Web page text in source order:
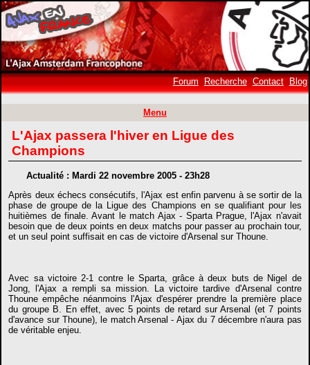
Forum Recherche Contact Blog
Menu
L'Ajax passera l'hiver en Ligue des
Champions
Actualité : Mardi 22 novembre 2005 - 23h28
Après deux échecs consécutifs, l'Ajax est enfin parvenu à se sortir de la
phase de groupe de la Ligue des Champions en se qualifiant pour les
huitièmes de finale. Avant le match Ajax - Sparta Prague, l'Ajax n'avait
besoin que de deux points en deux matchs pour passer au prochain tour,
et un seul point suffisait en cas de victoire d'Arsenal sur Thoune.
Avec sa victoire 2-1 contre le Sparta, grâce à deux buts de Nigel de
Jong, l'Ajax a rempli sa mission. La victoire tardive d'Arsenal contre
Thoune empêche néanmoins l'Ajax d'espérer prendre la première place
du groupe B. En effet, avec 5 points de retard sur Arsenal (et 7 points
d'avance sur Thoune), le match Arsenal - Ajax du 7 décembre n'aura pas
de véritable enjeu.